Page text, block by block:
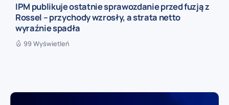
IPM publikuje ostatnie sprawozdanie przed fuzją z
Rossel – przychody wzrosły, a strata netto
wyraźnie spadła
99 Wyświetleń